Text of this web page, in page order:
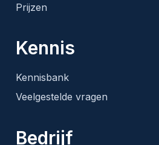
Prijzen
Kennis
Kennisbank
Veelgestelde vragen
Bedrijf